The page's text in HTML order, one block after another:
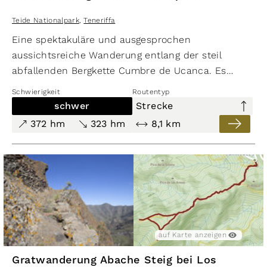
Teide Nationalpark, Teneriffa
Eine spektakuläre und ausgesprochen
aussichtsreiche Wanderung entlang der steil
abfallenden Bergkette Cumbre de Ucanca. Es
Las Cañadas mit
und denPico Viejo
auch auf den Süden der Insel Teneriffa.
Schwierigkeit Routentyp
schwer
Strecke
372 hm
323 hm 8,1 km
auf Karte anzeigen
Gratwanderung Abache Steig bei Los